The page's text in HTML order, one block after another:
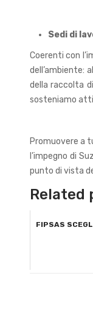
Sedi di
Coerenti con
dell’ambiente:
della raccolta
sosteniamo
Promuovere a
l’impegno di
punto di vista
Related
FIPSAS